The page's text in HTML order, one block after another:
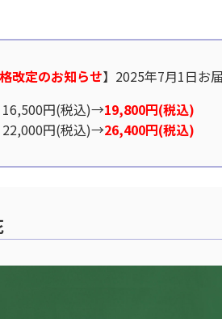
改定のお知らせ】2025年7月1日お
16,500円(税込)→19,800円(税込)
22,000円(税込)→26,400円(税込)